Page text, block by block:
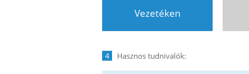
Vezetéken
4